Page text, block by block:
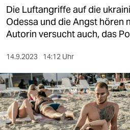
sport
berlin
nord
wahrheit
verlag
verlag
Die Luftangriffe auf die
Odessa und die Angst hören
Autorin versucht auch, das
14.9.2023 14:12 Uhr